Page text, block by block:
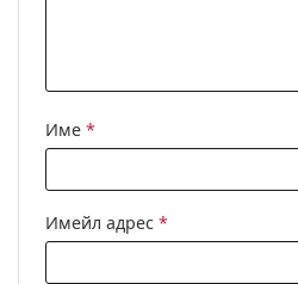
Други
Пол:
Категория:
Име *
Имейл адрес *